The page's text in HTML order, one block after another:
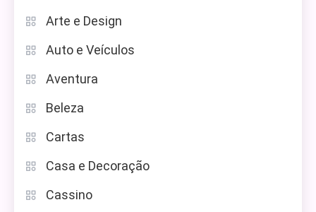
Arte e Design
Auto e Veículos
Aventura
Beleza
Cartas
Casa e Decoração
Cassino